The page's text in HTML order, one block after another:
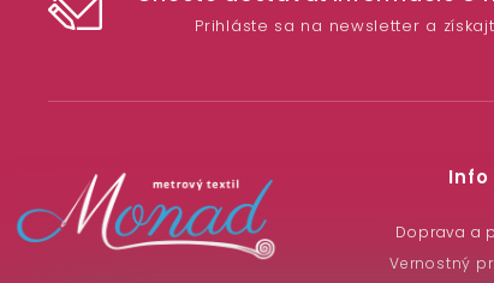
Prihláste sa na newsletter a
Info
Doprava a
Vernostný